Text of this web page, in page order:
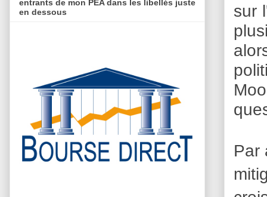
sur
Par
entrants de mon PEA dans les libellés juste
en dessous